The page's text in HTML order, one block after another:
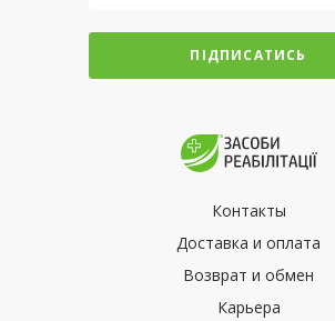
ПІДПИСАТИСЬ
Контакты
Доставка и оплата
Возврат и обмен
Карьера